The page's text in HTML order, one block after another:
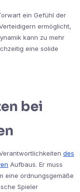
ein Gefühl der
ermöglicht,
kann zu mehr
eine solide
bei
des
Aufbaus. Er muss
eine ordnungsgemäße
Spieler